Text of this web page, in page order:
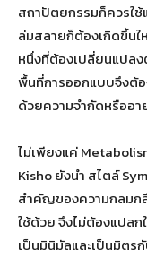
สถาปัตยกรรมก็ควรใช้
ล่มสลายก็ต้องเกิดขึ้นใ
หนึ่งที่ต้องเปลี่ยนแปล
พื้นที่การออกแบบจึงต้อ
ด้วยความจำกัดหรืออ
ไม่เพียงแค่
Kisho ยังนำ สไตล์
สำคัญของความกลมก
ใช้ด้วย จึงไม่ต้องแปล
เป็นมินิมัลและเป็นมิตร